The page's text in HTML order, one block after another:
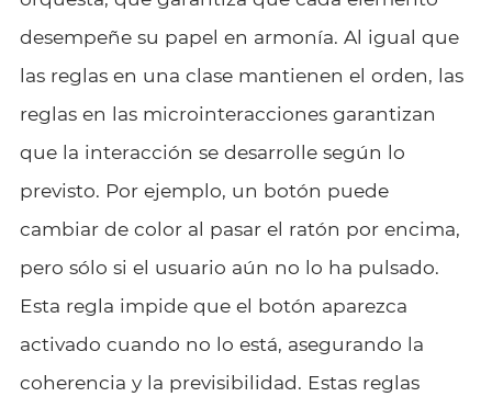
desempeñe su papel en armonía. Al igual que
las reglas en una clase mantienen el orden, las
reglas en las microinteracciones garantizan
que la interacción se desarrolle según lo
previsto. Por ejemplo, un botón puede
cambiar de color al pasar el ratón por encima,
pero sólo si el usuario aún no lo ha pulsado.
Esta regla impide que el botón aparezca
activado cuando no lo está, asegurando la
coherencia y la previsibilidad. Estas reglas